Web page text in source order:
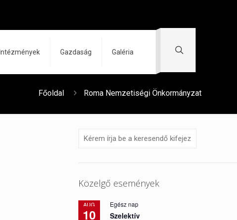
Intézmények Gazdaság Galéria
Főoldal Roma Nemzetiségi Önkormányzat
Közelgő események
AUG
10
Egész nap
Szelektív